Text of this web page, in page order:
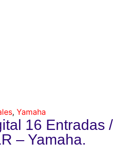
, Yamaha
16 Entradas /
– Yamaha.